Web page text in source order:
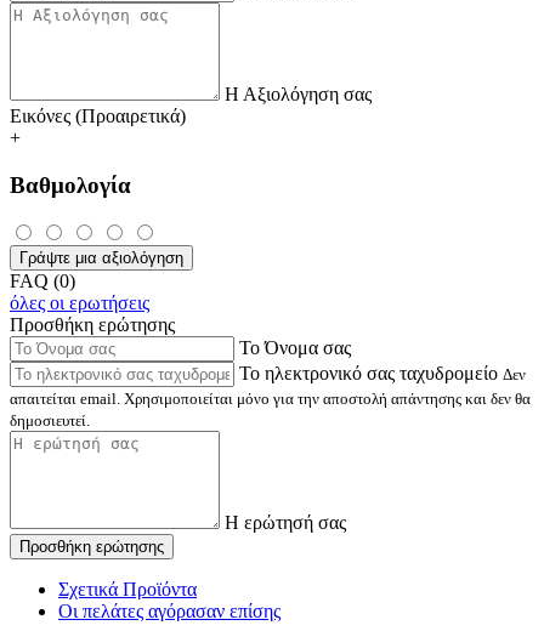
Η Αξιολόγηση σας
Εικόνες (Προαιρετικά)
+
Βαθμολογία
Γράψτε μια αξιολόγηση
FAQ (0)
όλες οι ερωτήσεις
Προσθήκη ερώτησης
Το Όνομα σας
Το ηλεκτρονικό σας ταχυδρομείο Δεν
απαιτείται email. Χρησιμοποιείται μόνο για την αποστολή απάντησης και δεν θα
δημοσιευτεί.
Η ερώτησή σας
Προσθήκη ερώτησης
Σχετικά Προϊόντα
Οι πελάτες αγόρασαν επίσης